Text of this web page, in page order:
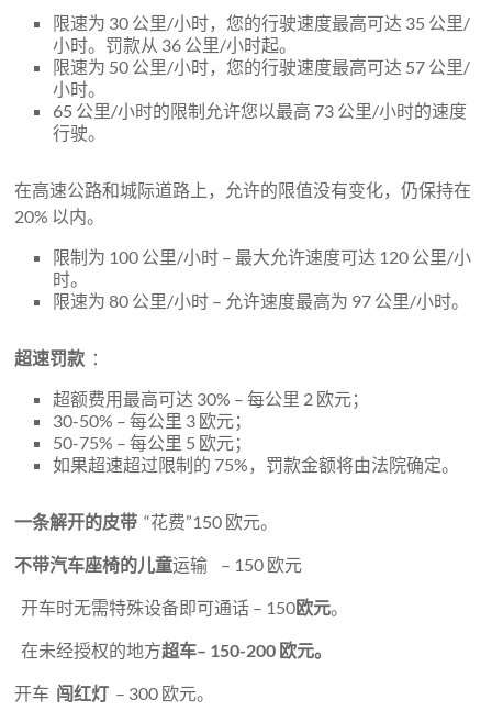
限速为 30 公里/小时，您的行驶速度最高可达 35 公里/
小时。罚款从 36 公里/小时起。
限速为 50 公里/小时，您的行驶速度最高可达 57 公里/
小时。
65 公里/小时的限制允许您以最高 73 公里/小时的速度
行驶。
在高速公路和城际道路上，允许的限值没有变化，仍保持在
20% 以内。
限制为 100 公里/小时 – 最大允许速度可达 120 公里/小
时。
限速为 80 公里/小时 – 允许速度最高为 97 公里/小时。
超速罚款 ：
超额费用最高可达 30% – 每公里 2 欧元；
30-50% – 每公里 3 欧元；
50-75% – 每公里 5 欧元；
如果超速超过限制的 75%，罚款金额将由法院确定。
一条解开的皮带 “花费”150 欧元。
不带汽车座椅的儿童运输 – 150 欧元
开车时无需特殊设备即可通话 – 150欧元。
在未经授权的地方超车– 150-200 欧元。
开车 闯红灯 – 300 欧元。